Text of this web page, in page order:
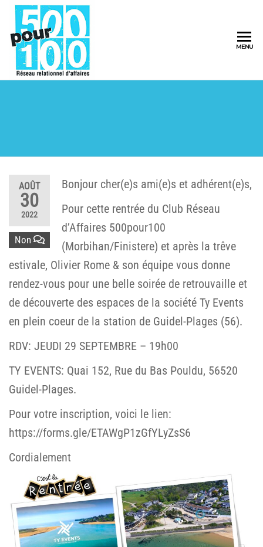
MENU
AOÛT
30
2022
Non
Bonjour cher(e)s ami(e)s et adhérent(e)s,
Pour cette rentrée du Club Réseau
d’Affaires 500pour100
(Morbihan/Finistere) et après la trêve
estivale, Olivier Rome & son équipe vous donne
rendez-vous pour une belle soirée de retrouvaille et
de découverte des espaces de la société Ty Events
en plein coeur de la station de Guidel-Plages (56).
RDV: JEUDI 29 SEPTEMBRE – 19h00
TY EVENTS: Quai 152, Rue du Bas Pouldu, 56520
Guidel-Plages.
Pour votre inscription, voici le lien:
https://forms.gle/ETAWgP1zGfYLyZsS6
Cordialement